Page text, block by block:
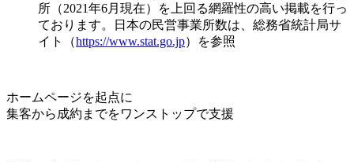
所（2021年6月現在）を上回る網羅性の高い掲載を行っ
ております。日本の民営事業所数は、総務省統計局サ
イト（https://www.stat.go.jp）を参照
ホームページを起点に
集客から成約までをワンストップで支援